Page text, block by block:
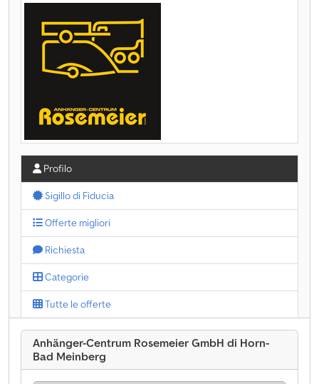
Profilo
Sigillo di Fiducia
Offerte migliori
Richiesta
Categorie
Tutte le offerte
Anhänger-Centrum Rosemeier GmbH di Horn-
Bad Meinberg